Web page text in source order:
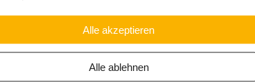
im Jahr 2014
Alle akzeptieren
Alle ablehnen